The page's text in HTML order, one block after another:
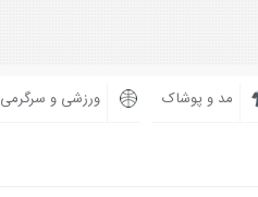
مد و پوشاک ورزشی و سرگرمی